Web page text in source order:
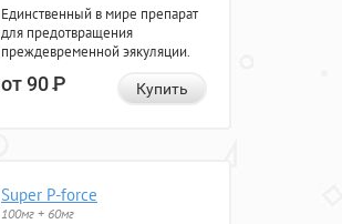
Единственный в мире препарат
для предотвращения
преждевременной эякуляции.
от 90Р Купить
Super P-force
100мг + 60мг